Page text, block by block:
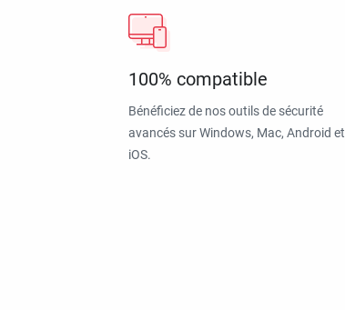
100% compatible
Bénéficiez de nos outils de sécurité
avancés sur Windows, Mac, Android et
iOS.